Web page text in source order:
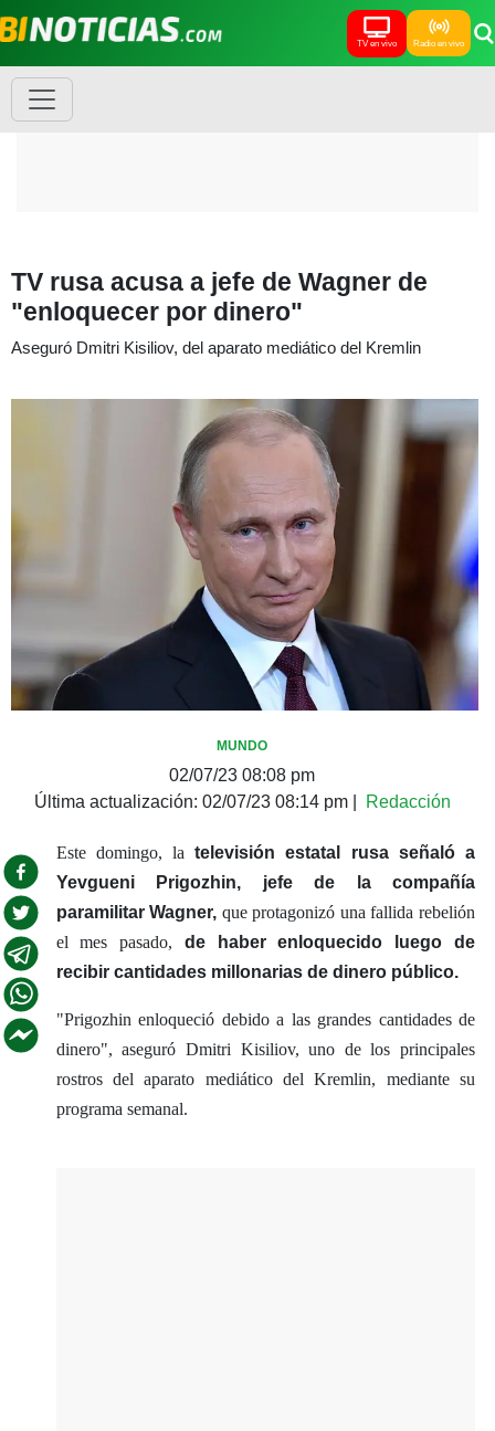
TV en vivo Radio en vivo
TV rusa acusa a jefe de Wagner de
"enloquecer por dinero"
Aseguró Dmitri Kisiliov, del aparato mediático del Kremlin
MUNDO
02/07/23 08:08 pm
Última actualización: 02/07/23 08:14 pm| Redacción
Este domingo, latelevisión estatal rusa señaló a
Yevgueni Prigozhin, jefe de la compañía
paramilitar Wagner, que protagonizó una fallida rebelión
el mes pasado, de haber enloquecido luego de
recibir cantidades millonarias de dinero público.
"Prigozhin enloqueció debido a las grandes cantidades de
dinero", aseguró Dmitri Kisiliov, uno de los principales
rostros del aparato mediático del Kremlin, mediante su
programa semanal.